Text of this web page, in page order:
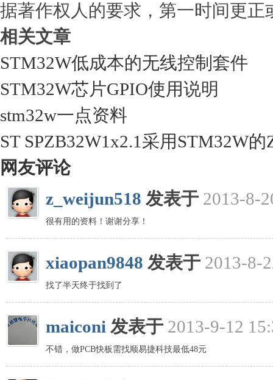
据著作权人的要求，第一时间更正
相关文章
STM32W低成本的无线控制套件
STM32W芯片GPIO使用说明
stm32w一点资料
ST SPZB32W1x2.1采用STM32W
网友评论
z_weijun518 发表于 2013-8-
很有用的资料！谢谢分享！
xiaopan9848 发表于 2013-8-
找了半天终于找到了
maiconi 发表于 2013-9-12
不错，做PCB快板需找顺易捷科技最低48元